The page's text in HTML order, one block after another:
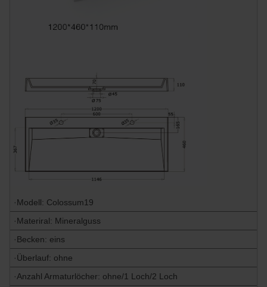
·Modell: Colossum19
·Materiral: Mineralguss
·Becken: eins
·Überlauf: ohne
·Anzahl Armaturlöcher: ohne/1 Loch/2 Loch